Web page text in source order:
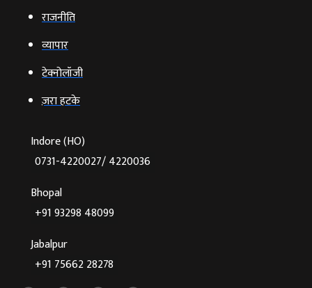
राजनीति
व्‍यापार
टेक्‍नोलॉजी
ज़रा हटके
Indore (HO)
0731-4220027/ 4220036
Bhopal
+91 93298 48099
Jabalpur
+91 75662 28278